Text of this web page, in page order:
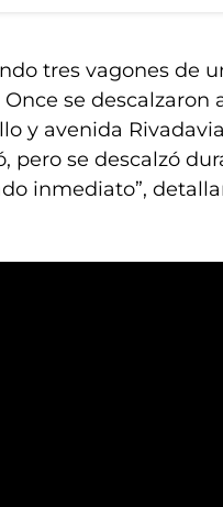
tres vagones de
se descalzaron
y avenida
pero se descalzó
inmediato”,